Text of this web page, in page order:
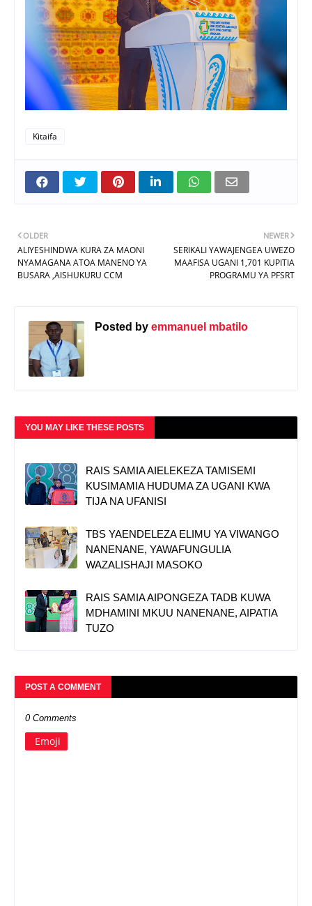
Kitaifa
NEWER
SERIKALI YAWAJENGEA UWEZO
MAAFISA UGANI 1,701 KUPITIA
PROGRAMU YA PFSRT
OLDER
ALIYESHINDWA KURA ZA MAONI
NYAMAGANA ATOA MANENO YA
BUSARA ,AISHUKURU CCM
Posted by emmanuel mbatilo
YOU MAY LIKE THESE POSTS
RAIS SAMIA AIELEKEZA TAMISEMI
KUSIMAMIA HUDUMA ZA UGANI KWA
TIJA NA UFANISI
TBS YAENDELEZA ELIMU YA VIWANGO
NANENANE, YAWAFUNGULIA
WAZALISHAJI MASOKO
RAIS SAMIA AIPONGEZA TADB KUWA
MDHAMINI MKUU NANENANE, AIPATIA
TUZO
POST A COMMENT
0 Comments
Emoji